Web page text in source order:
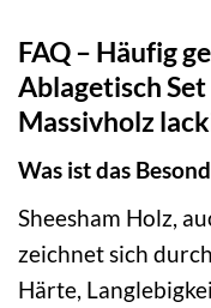
FAQ – Häufig
Ablagetisch Set
Massivholz
Was ist das
Sheesham Holz,
zeichnet sich
Härte,